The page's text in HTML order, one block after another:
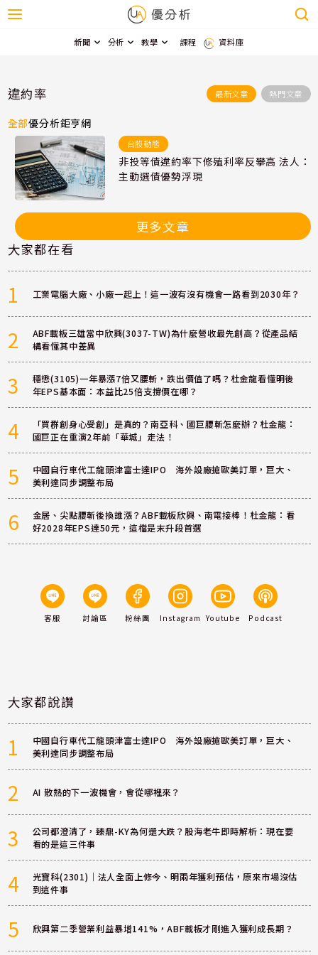
新聞 分析 教學 課程 資料庫
違約率 最新文章 熱門文章
全部優分析鉅亨網
台股動態
非投等債違約率下修殖利率反攀高 法人：
主動選債優勢浮現
更多文章
大家都在看
1 工業電腦大廠、小廠一起上！這一波有沒有機會一路看到2030年？
2
ABF載板三雄當中欣興(3037-TW)為什麼營收最先創高？從產品結
構看懂其中差異
3
穩懋(3105)一年暴漲7倍又腰斬，跌出價值了嗎？杜金龍看懂明後
年EPS基本面：本益比25倍支撐價在哪？
4
「買群創身心受創」是真的？南亞科、國巨腰斬怎麼辦？杜金龍：
國巨正在重演2年前「華城」走法！
5
中國自行車代工龍頭津富士達IPO 海外設廠搶歐美訂單，巨大、
美利達同步調整布局
6
金居、尖點腰斬後換誰漲？ABF載板欣興、南電接棒！杜金龍：看
好2028年EPS達50元，這檔是末升段首選
客服 討論區 粉絲團 Instagram Youtube Podcast
大家都說讚
1
中國自行車代工龍頭津富士達IPO 海外設廠搶歐美訂單，巨大、
美利達同步調整布局
2 AI 散熱的下一波機會，會從哪裡來？
3
公司都澄清了，臻鼎-KY為何還大跌？股海老牛即時解析：現在要
看的是這三件事
4
光寶科(2301)｜法人全面上修今、明兩年獲利預估，原來市場沒估
到這件事
5 欣興第二季營業利益暴增141%，ABF載板才剛進入獲利成長期？